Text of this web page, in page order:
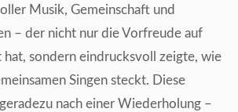
Musik, Gemeinschaft und
– der nicht nur die Vorfreude auf
hat, sondern eindrucksvoll zeigte, wie
Singen steckt. Diese
nach einer Wiederholung –